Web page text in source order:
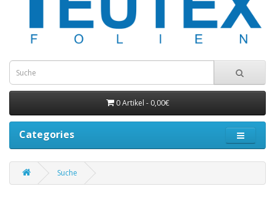
0 Artikel - 0,00€
Categories
Suche